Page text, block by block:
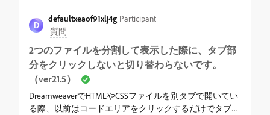
ージョン：21.5
D
defaultxeaof91xlj4g Participant
質問
2つのファイルを分割して表示した際に、タブ部
分をクリックしないと切り替わらないです。
（ver21.5）
DreamweaverでHTMLやCSSファイルを別タブで開いてい
る際、以前はコードエリアをクリックするだけでタブが